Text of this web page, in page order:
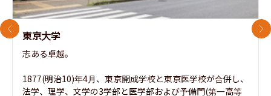
東京大学
志ある卓越。
1877(明治10)年4月、東京開成学校と東京医学校が合併し、
法学、理学、文学の3学部と医学部および予備門(第一高等
前のスライド 次